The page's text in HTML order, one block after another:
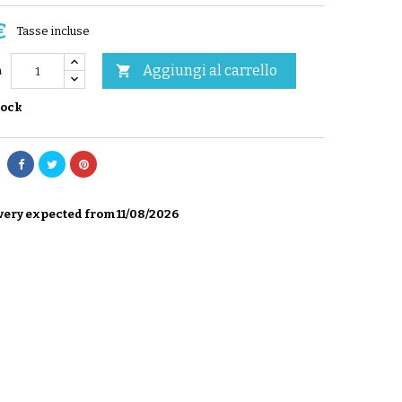
Tasse incluse
 Aggiungi al carrello
expected from 11/08/2026